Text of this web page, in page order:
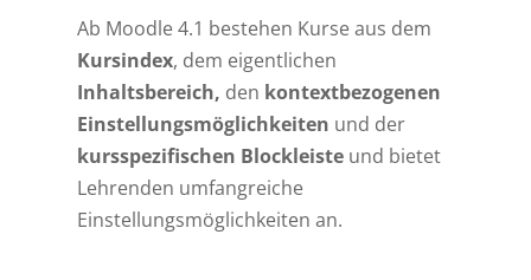
Ab Moodle 4.1 bestehen Kurse aus dem
Kursindex, dem eigentlichen
Inhaltsbereich, den kontextbezogenen
Einstellungsmöglichkeiten und der
kursspezifischen Blockleisteund bietet
Lehrenden umfangreiche
Einstellungsmöglichkeiten an.